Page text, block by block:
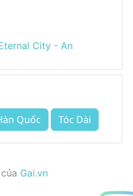
City - An
Quốc Tóc Dài
Gai.vn